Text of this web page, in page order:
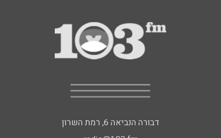
דבורה הנביאה 6, רמת השרון